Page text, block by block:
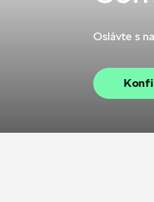
Oslávte s